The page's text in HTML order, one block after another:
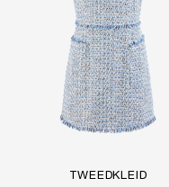
TWEEDKLEID